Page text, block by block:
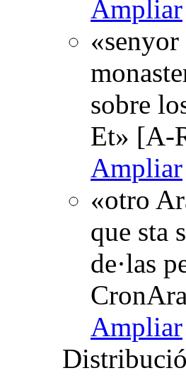
Ampliar
«senyor
sobre
Et» [A-
Ampliar
«otro
que sta
de·las
Ampliar
Distribució